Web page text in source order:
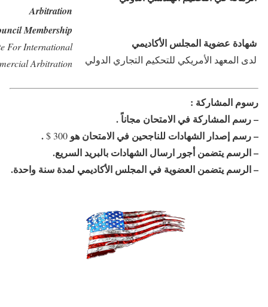
Arbitration
شهادة عضوية المجلس الأكاديمي
لدى المعهد الأمريكي للتحكيم التجاري الدولي
Membership
For International
Arbitration
رسوم المشاركة :
–رسم المشاركة في الامتحان مجاناً .
– رسم إصدار الشهادات للناجحين في الامتحان هو 300 $
.
– الرسم يتضمن أجور ارسال الشهادات بالبريد السريع.
– الرسم يتضمن العضوية في المجلس الأكاديمي لمدة سنة واحدة.